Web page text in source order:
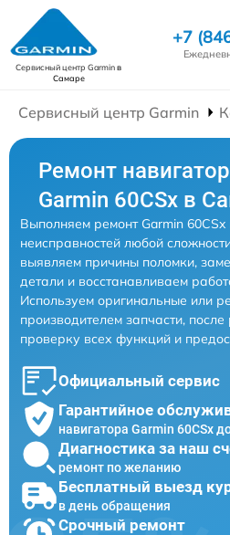
Сервисный центр Garminв
Самаре
+7
Сервисный центр Garmin
Ремонт
Garmin 60CSx в
Выполняем ремонт Garmin
неисправностей любой
выявляем причины поломки,
детали и восстанавливаем
Используем оригинальные или
производителем запчасти,
проверку всех функций и
Официальный сервис
Гарантийное
навигатора Garmin 60CSx
Диагностика за наш
ремонт по желанию
Бесплатный выезд
в день обращения
Срочный ремонт